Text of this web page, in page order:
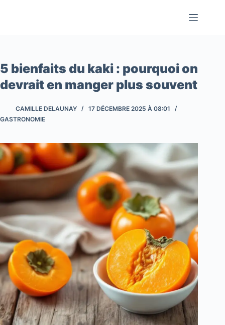
5 bienfaits du kaki : pourquoi on
devrait en manger plus souvent
CAMILLE DELAUNAY
17 DÉCEMBRE 2025 À 08:01
GASTRONOMIE